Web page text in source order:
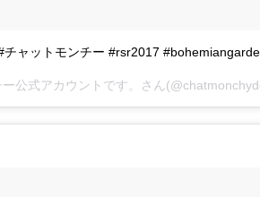
チャットモンチー #rsr2017